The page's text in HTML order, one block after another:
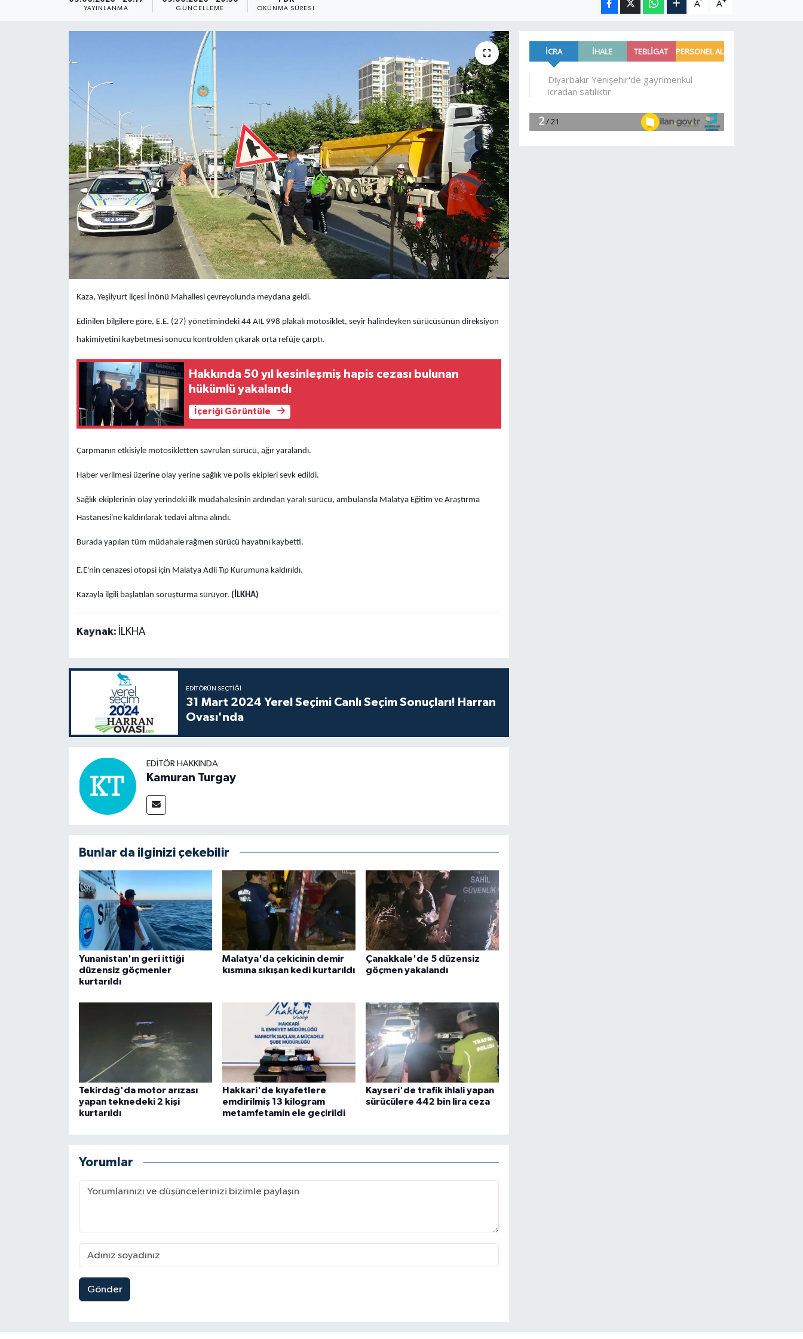
YAYINLANMA GÜNCELLEME OKUNMA SÜRESI
A A
Kaza, Yeşilyurt ilçesi İnönü Mahallesi çevreyolunda meydana geldi.
Edinilen bilgilere göre, E.E. (27) yönetimindeki 44 AIL 998 plakalı motosiklet, seyir halindeyken sürücüsünün direksiyon
hakimiyetini kaybetmesi sonucu kontrolden çıkarak orta refüje çarptı.
Hakkında 50 yıl kesinleşmiş hapis cezası bulunan
hükümlü yakalandı
İçeriği Görüntüle
Çarpmanın etkisiyle motosikletten savrulan sürücü, ağır yaralandı.
Haber verilmesi üzerine olay yerine sağlık ve polis ekipleri sevk edildi.
Sağlık ekiplerinin olay yerindeki ilk müdahalesinin ardından yaralı sürücü, ambulansla Malatya Eğitim ve Araştırma
Hastanesi'ne kaldırılarak tedavi altına alındı.
Burada yapılan tüm müdahale rağmen sürücü hayatını kaybetti.
E.E'nin cenazesi otopsi için Malatya Adli Tıp Kurumuna kaldırıldı.
Kazayla ilgili başlatılan soruşturma sürüyor. (İLKHA)
Kaynak: İLKHA
EDITÖRÜN SEÇTIĞI
31 Mart 2024 Yerel Seçimi Canlı Seçim Sonuçları! Harran
Ovası'nda
EDITÖR HAKKINDA
Kamuran Turgay
Bunlar da ilginizi çekebilir
Yunanistan'ın geri ittiği
düzensiz göçmenler
kurtarıldı
Malatya'da çekicinin demir
kısmına sıkışan kedi kurtarıldı
Çanakkale'de 5 düzensiz
göçmen yakalandı
Tekirdağ'da motor arızası
yapan teknedeki 2 kişi
kurtarıldı
Hakkari'de kıyafetlere
emdirilmiş 13 kilogram
metamfetamin ele geçirildi
Kayseri'de trafik ihlali yapan
sürücülere 442 bin lira ceza
Yorumlar
Gönder
Bi̇li̇m & Teknoloji̇